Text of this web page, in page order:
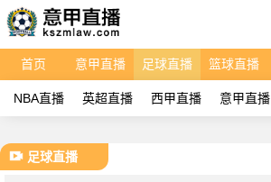
首页 意甲直播 足球直播 篮球直播
NBA直播 英超直播 西甲直播 意甲直播
足球直播